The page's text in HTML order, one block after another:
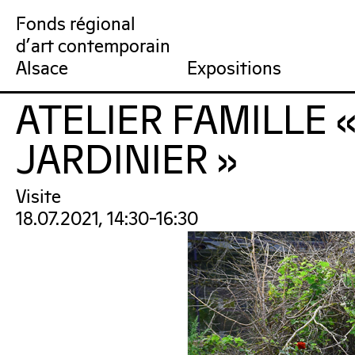
Fonds régional
d'art contemporain
Alsace
FRAC Alsace
Expositions
Collection Collection en ligne Artistes Dernières
Venir au FRAC Prochains rendez-vous Jardin du FRAC
Qu’est-ce qu’un FRAC ? Équipe du FRAC Réseau et
ATELIER FAMILLE
JARDINIER »
Visite
18.07.2021, 14:30–16:30